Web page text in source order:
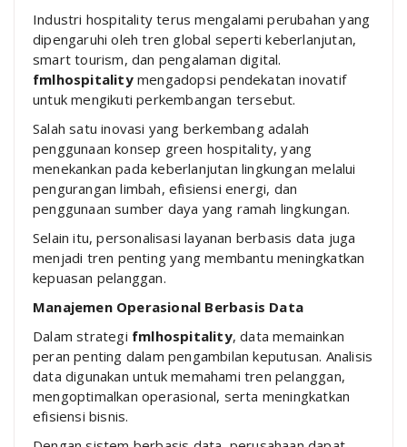
Industri hospitality terus mengalami perubahan yang
dipengaruhi oleh tren global seperti keberlanjutan,
smart tourism, dan pengalaman digital.
fmlhospitalitymengadopsi pendekatan inovatif
untuk mengikuti perkembangan tersebut.
Salah satu inovasi yang berkembang adalah
penggunaan konsep green hospitality, yang
menekankan pada keberlanjutan lingkungan melalui
pengurangan limbah, efisiensi energi, dan
penggunaan sumber daya yang ramah lingkungan.
Selain itu, personalisasi layanan berbasis data juga
menjadi tren penting yang membantu meningkatkan
kepuasan pelanggan.
Manajemen Operasional Berbasis Data
Dalam strategi fmlhospitality, data memainkan
peran penting dalam pengambilan keputusan. Analisis
data digunakan untuk memahami tren pelanggan,
mengoptimalkan operasional, serta meningkatkan
efisiensi bisnis.